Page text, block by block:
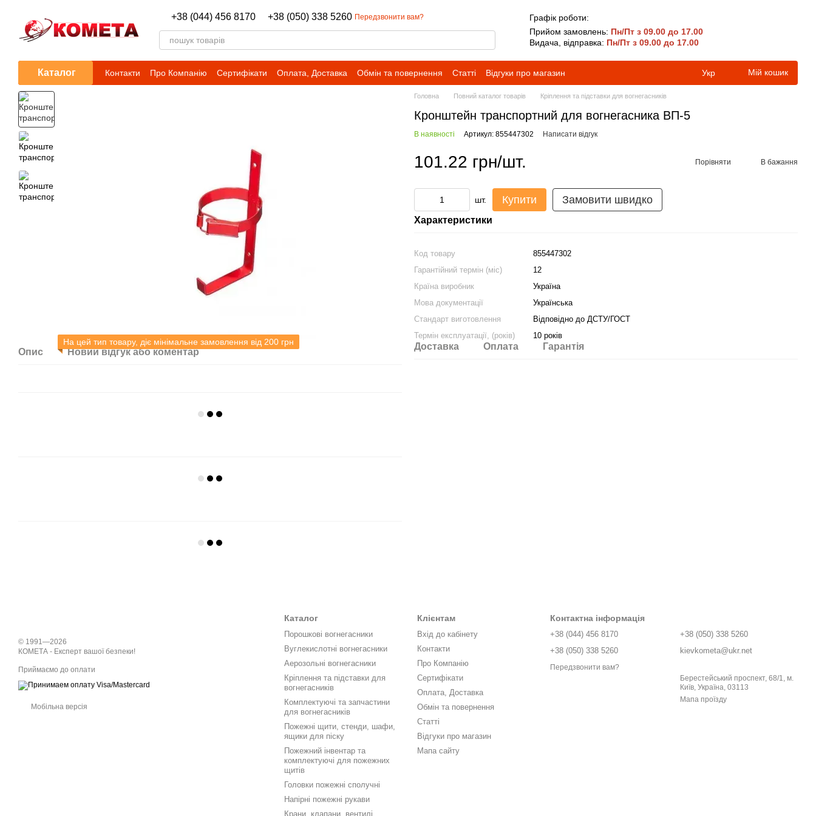
+38 (044) 456 8170 +38 (050) 338 5260 Передзвонити вам?
Графік роботи:
Прийом замовлень: Пн/Пт з 09.00 до 17.00
Видача, відправка: Пн/Пт з 09.00 до 17.00
Каталог Контакти Про Компанію Сертифікати Оплата, Доставка Обмін та повернення Статті Відгуки про магазин Укр Мій кошик
На цей тип товару, діє мінімальне замовлення від 200 грн
Опис Новий відгук або коментар
Головна Повний каталог товарів Кріплення та підставки для вогнегасників
Кронштейн транспортний для вогнегасника ВП-5
В наявності Артикул: 855447302 Написати відгук
101.22 грн/шт. Порівняти В бажання
шт. Купити Замовити швидко
Характеристики
Код товару
855447302
Гарантійний термін (міс)
12
Країна виробник
Україна
Мова документації
Українська
Стандарт виготовлення
Відповідно до ДСТУ/ГОСТ
Термін експлуатації, (років)
10 років
Доставка Оплата Гарантія
© 1991—2026
КОМЕТА - Експерт вашої безпеки!
Приймаємо до оплати
Мобільна версія
Каталог
Порошкові вогнегасники
Вуглекислотні вогнегасники
Аерозольні вогнегасники
Кріплення та підставки для
вогнегасників
Комплектуючі та запчастини
для вогнегасників
Пожежні щити, стенди, шафи,
ящики для піску
Пожежний інвентар та
комплектуючі для пожежних
щитів
Головки пожежні сполучні
Напірні пожежні рукави
Крани, клапани, вентилі
Клієнтам
Вхід до кабінету
Контакти
Про Компанію
Сертифікати
Оплата, Доставка
Обмін та повернення
Статті
Відгуки про магазин
Мапа сайту
Контактна інформація
+38 (044) 456 8170
+38 (050) 338 5260
Передзвонити вам?
+38 (050) 338 5260
kievkometa@ukr.net
Берестейський проспект, 68/1, м.
Київ, Україна, 03113
Мапа проїзду